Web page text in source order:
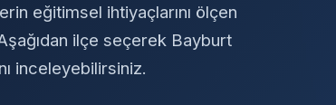
eğitimsel ihtiyaçlarını ölçen
ilçe seçerek Bayburt
inceleyebilirsiniz.